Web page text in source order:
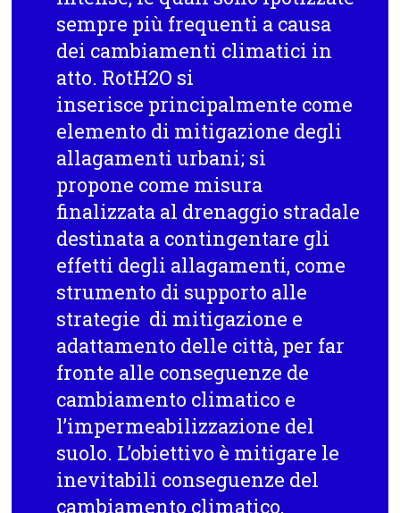
sempre più frequenti a causa
dei cambiamenti climatici in
atto. RotH2O si
inserisce principalmente come
elemento di mitigazione degli
allagamenti urbani; si
propone come misura
finalizzata al drenaggio stradale
destinata a contingentare gli
effetti degli allagamenti, come
strumento di supporto alle
strategie di mitigazione e
adattamento delle città, per far
fronte alle conseguenze de
cambiamento climatico e
l’impermeabilizzazione del
suolo. L’obiettivo è mitigare le
inevitabili conseguenze del
cambiamento climatico,